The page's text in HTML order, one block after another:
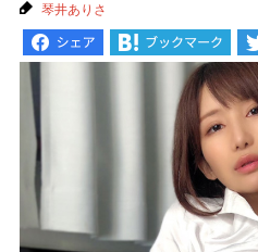
琴井ありさ